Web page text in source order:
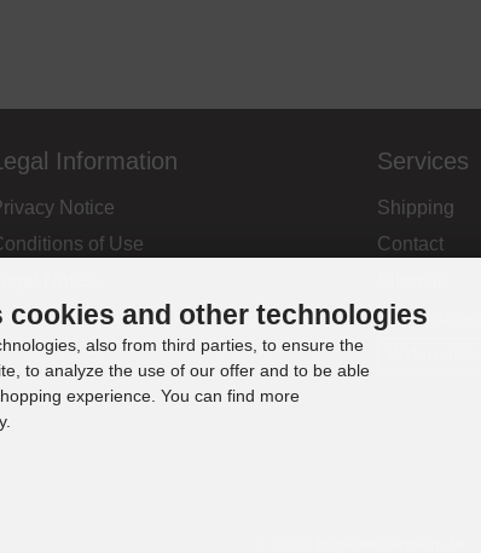
Information
Notice
of Use
of revocation & revocation form
Services
Shipping
Contact
Abo kündigen
cookies and other technologies
also from third parties, to ensure the
to analyze the use of our offer and to be able
experience. You can find more